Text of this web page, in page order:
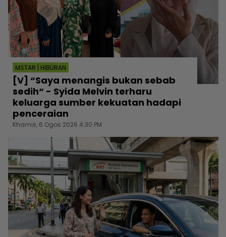
MSTAR | HIBURAN
[V] “Saya menangis bukan sebab
sedih“ - Syida Melvin terharu
keluarga sumber kekuatan hadapi
penceraian
Khamis, 6 Ogos 2026 4:30 PM